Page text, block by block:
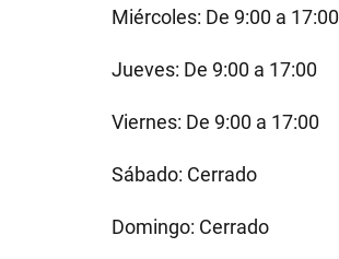
Miércoles: De 9:00 a 17:00
Jueves: De 9:00 a 17:00
Viernes: De 9:00 a 17:00
Sábado: Cerrado
Domingo: Cerrado